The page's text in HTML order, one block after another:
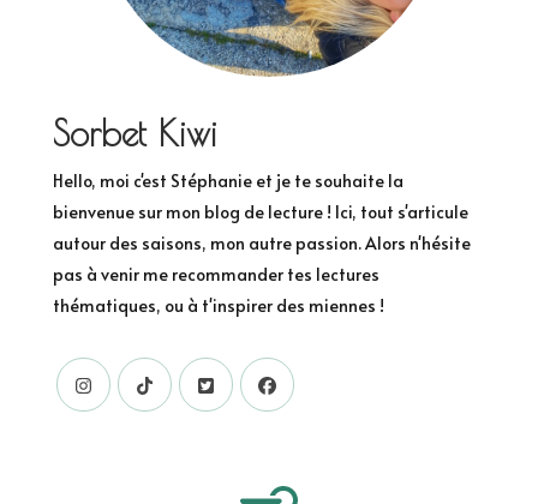
Sorbet Kiwi
Hello, moi c'est Stéphanie et je te souhaite la
bienvenue sur mon blog de lecture ! Ici, tout s'articule
autour des saisons, mon autre passion. Alors n'hésite
pas à venir me recommander tes lectures
thématiques, ou à t'inspirer des miennes !